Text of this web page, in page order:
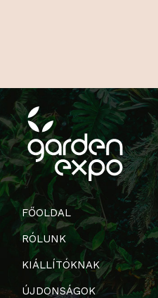
FŐOLDAL
RÓLUNK
KIÁLLÍTÓKNAK
ÚJDONSÁGOK